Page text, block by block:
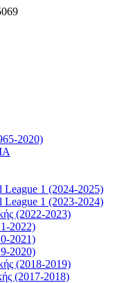
2020)
League 1 (2024-2025)
League 1 (2023-2024)
(2022-2023)
2022)
2021)
2020)
(2018-2019)
(2017-2018)